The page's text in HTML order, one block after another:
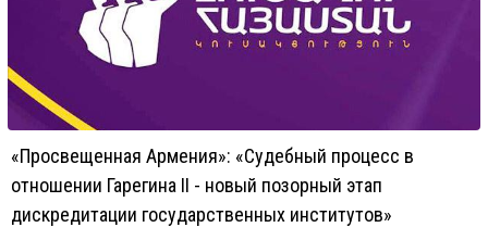
«Просвещенная Армения»: «Судебный процесс в
отношении Гарегина II - новый позорный этап
дискредитации государственных институтов»